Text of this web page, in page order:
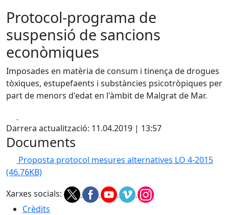
Protocol-programa de
suspensió de sancions
econòmiques
Imposades en matèria de consum i tinença de drogues
tòxiques, estupefaents i substàncies psicotròpiques per
part de menors d'edat en l'àmbit de Malgrat de Mar.
Darrera actualització: 11.04.2019 | 13:57
Documents
Proposta protocol mesures alternatives LO 4-2015
(46.76KB)
Xarxes socials:
Crèdits